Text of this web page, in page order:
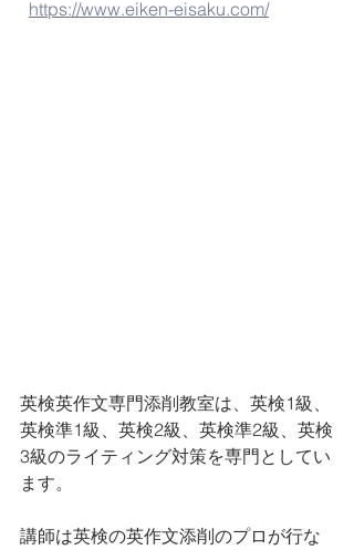
https://www.eiken-eisaku.com/
英検英作文専門添削教室は、英検1級、
英検準1級、英検2級、英検準2級、英検
3級のライティング対策を専門としてい
ます。
講師は英検の英作文添削のプロが行な